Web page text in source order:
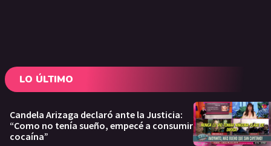
LO ÚLTIMO
Candela Arizaga declaró ante la Justicia:
“Como no tenía sueño, empecé a consumir
cocaína”